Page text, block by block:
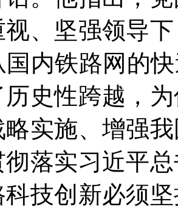
、坚强领导
内铁路网的
历史性跨越，
略实施、增强
彻落实习近平
技创新必须